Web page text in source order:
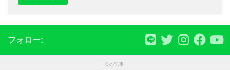
フォロー:
次の記事